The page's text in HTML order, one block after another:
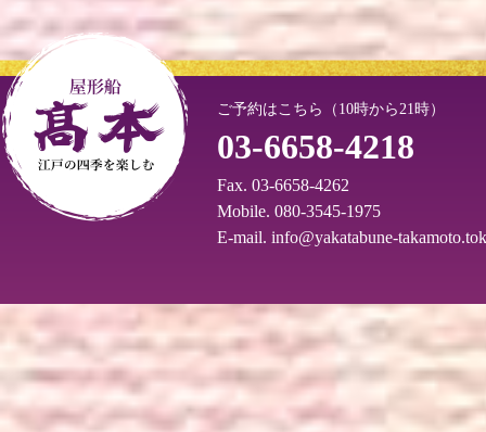
ご予約はこちら（10時から21時）
03-6658-4218
Fax. 03-6658-4262
Mobile. 080-3545-1975
E-mail. info@yakatabune-